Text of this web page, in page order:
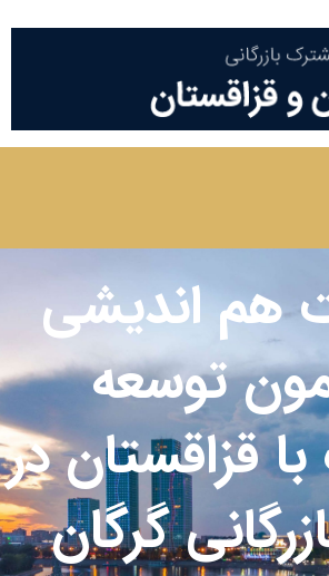
اندیشی
توسعه
قزاقستان در
گرگان